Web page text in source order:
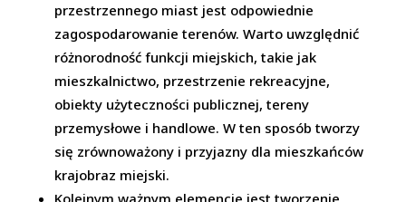
przestrzennego miast jest odpowiednie
zagospodarowanie terenów. Warto uwzględnić
różnorodność funkcji miejskich, takie jak
mieszkalnictwo, przestrzenie rekreacyjne,
obiekty użyteczności publicznej, tereny
przemysłowe i handlowe. W ten sposób tworzy
się zrównoważony i przyjazny dla mieszkańców
krajobraz miejski.